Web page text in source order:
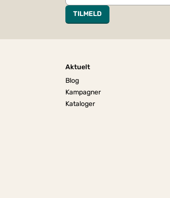
TILMELD
Aktuelt
Blog
Kampagner
Kataloger